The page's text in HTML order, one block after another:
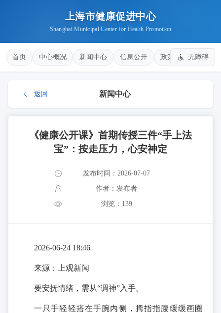
上海市健康促进中心
Shanghai Municipal Center for Health Promotion
首页 中心概况 新闻中心 信息公开 政策法规 健康
无障碍
返回 新闻中心
《健康公开课》首期传授三件“手上法
宝”：按走压力，心安神定
发布时间：2026-07-07
作者：发布者
浏览：139
2026-06-24 18:46
来源：上观新闻
要安抚情绪，需从“调神”入手。
一只手轻轻搭在手腕内侧，拇指指腹缓缓画圈